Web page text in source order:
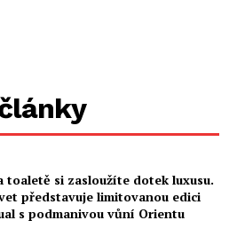
toaletě si zasloužíte dotek luxusu.
představuje limitovanou edici
s podmanivou vůní Orientu